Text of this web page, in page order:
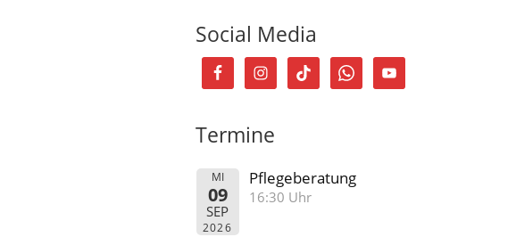
Social Media
Termine
MI
09
SEP
2026
Pflegeberatung
16:30 Uhr